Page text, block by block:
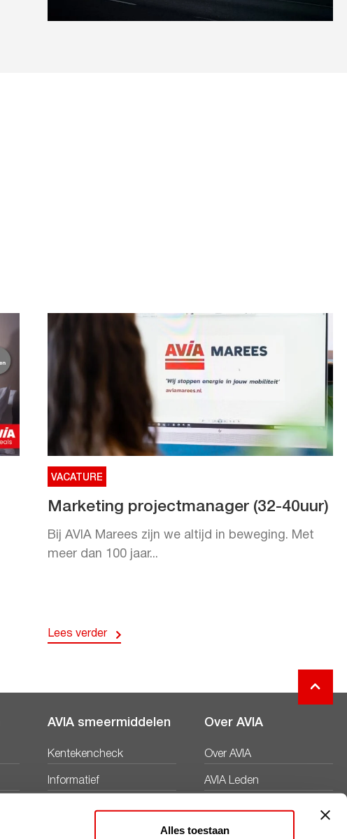
Alles toestaan
VACATURE
Marketing projectmanager (32-40uur)
Bij AVIA Marees zijn we altijd in beweging. Met
meer dan 100 jaar...
Lees verder
AVIA smeermiddelen
Kentekencheck
Informatief
Productbladen
Over AVIA
Over AVIA
AVIA Leden
Nieuws
Duurzaamheid